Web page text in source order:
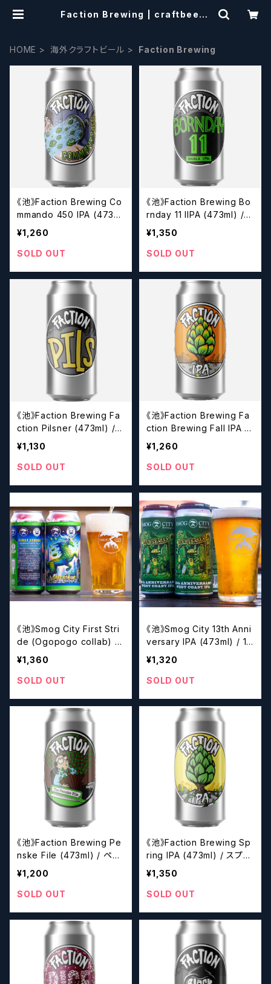
Faction Brewing | craftbeers
HOME 海外クラフトビール Faction Brewing
《池》Faction Brewing Co
mmando 450 IPA (473m
l) / コマンドー 450 IPA【ク
ラフトビール】
¥1,260
SOLD OUT
《池》Faction Brewing Bo
rnday 11 IIPA (473ml) /
ボーンデイ 11【クラフトビー
ル】
¥1,350
SOLD OUT
《池》Faction Brewing Fa
ction Pilsner (473ml) /
ファクション ピルスナー【ク
ラフトビール】
¥1,130
SOLD OUT
《池》Faction Brewing Fa
ction Brewing Fall IPA (4
73ml) / フォールIPA【クラ
フトビール】
¥1,260
SOLD OUT
《池》Smog City First Stri
de (Ogopogo collab) (4
73ml) / ファーストストライ
ド【クラフトビール】
¥1,360
SOLD OUT
《池》Smog City 13th Anni
versary IPA (473ml) / 13
周年 IPA【クラフトビール】
¥1,320
SOLD OUT
《池》Faction Brewing Pe
nske File (473ml) / ペン
スケ ファイル【クラフトビー
ル】
¥1,200
SOLD OUT
《池》Faction Brewing Sp
ring IPA (473ml) / スプリ
ングIPA【クラフトビール】
¥1,350
SOLD OUT